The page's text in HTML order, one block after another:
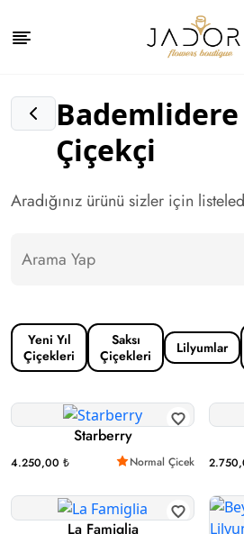
Çiçekçi
Aradığınız ürünü sizler için
Yeni Yıl
Çiçekleri
Saksı
Çiçekleri
Lilyumlar
Starberry
4.250,00 ₺ Normal Çicek
La Famiglia